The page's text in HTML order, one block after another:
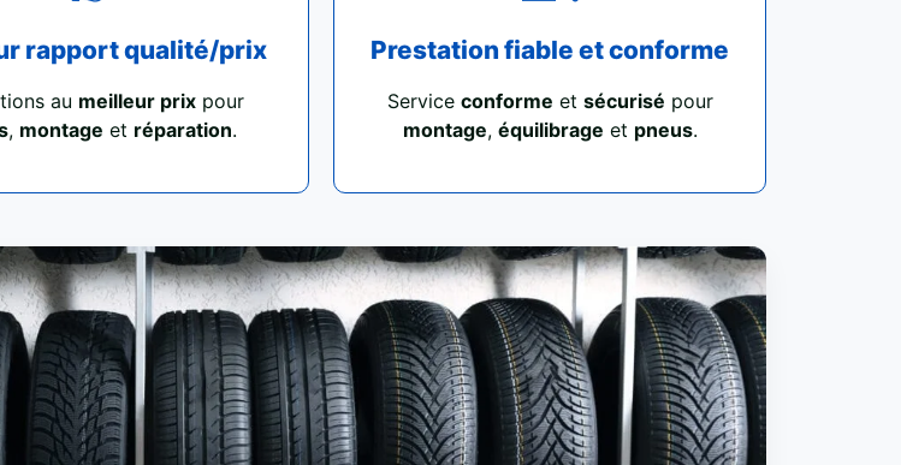
rapport qualité/prix
au meilleur prixpour
, montage et réparation.
Prestation fiable et conforme
Service conforme et sécurisé pour
montage, équilibrage et pneus.